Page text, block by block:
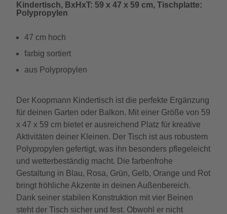
Kindertisch, BxHxT: 59 x 47 x 59 cm, Tischplatte:
Polypropylen
47 cm hoch
farbig sortiert
aus Polypropylen
Der Koopmann Kindertisch ist die perfekte Ergänzung
für deinen Garten oder Balkon. Mit einer Größe von 59
x 47 x 59 cm bietet er ausreichend Platz für kreative
Aktivitäten deiner Kleinen. Der Tisch ist aus robustem
Polypropylen gefertigt, was ihn besonders pflegeleicht
und wetterbeständig macht. Die farbenfrohe
Gestaltung in Blau, Rosa, Grün, Gelb, Orange und Rot
bringt fröhliche Akzente in deinen Außenbereich.
Dank seiner stabilen Konstruktion mit vier Beinen
steht der Tisch sicher und fest. Obwohl er nicht